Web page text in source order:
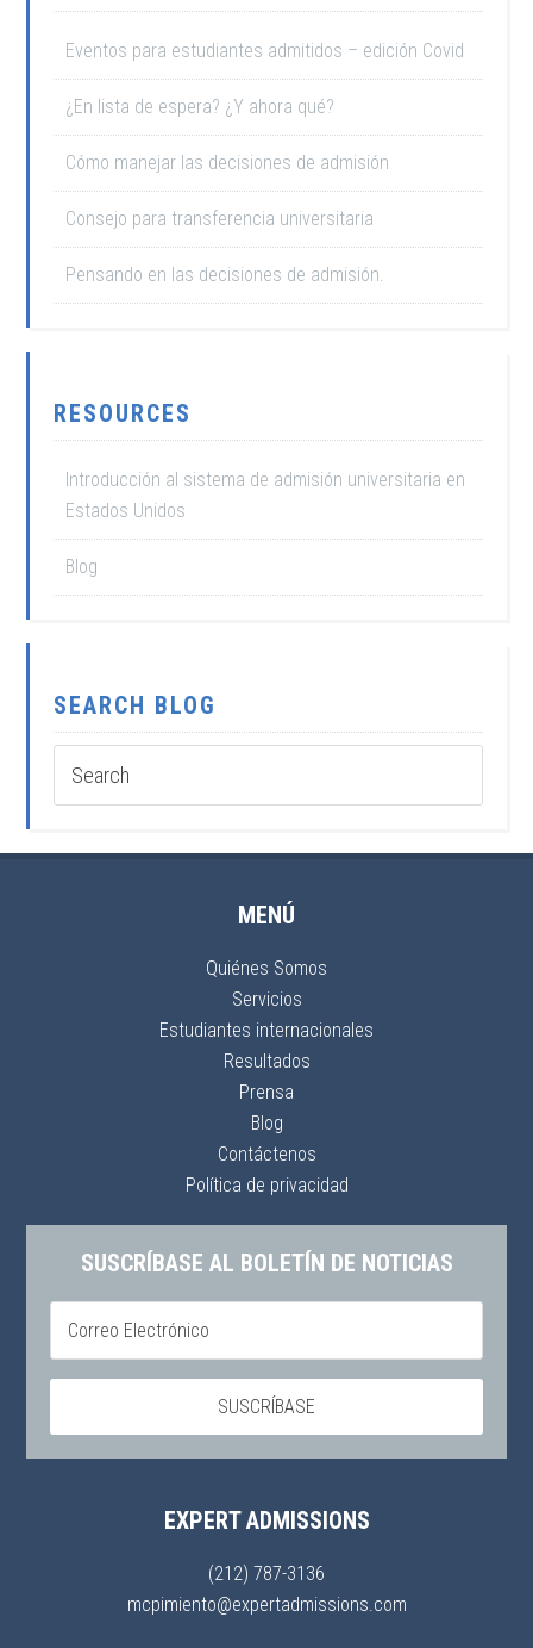
Eventos para estudiantes admitidos – edición Covid
¿En lista de espera? ¿Y ahora qué?
Cómo manejar las decisiones de admisión
Consejo para transferencia universitaria
Pensando en las decisiones de admisión.
RESOURCES
Introducción al sistema de admisión universitaria en
Estados Unidos
Blog
SEARCH BLOG
MENÚ
Quiénes Somos
Servicios
Estudiantes internacionales
Resultados
Prensa
Blog
Contáctenos
Política de privacidad
SUSCRÍBASE AL BOLETÍN DE NOTICIAS
EXPERT ADMISSIONS
(212) 787-3136
mcpimiento@expertadmissions.com